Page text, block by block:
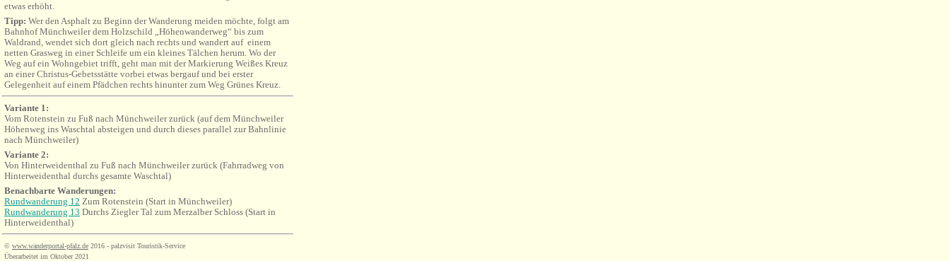
etwas erhöht.
Tipp: Wer den Asphalt zu Beginn der Wanderung meiden möchte, folgt am
Bahnhof Münchweiler dem Holzschild „Höhenwanderweg“ bis zum
Waldrand, wendet sich dort gleich nach rechts und wandert auf einem
netten Grasweg in einer Schleife um ein kleines Tälchen herum. Wo der
Weg auf ein Wohngebiet trifft, geht man mit der Markierung Weißes Kreuz
an einer Christus-Gebetsstätte vorbei etwas bergauf und bei erster
Gelegenheit auf einem Pfädchen rechts hinunter zum Weg Grünes Kreuz.
Variante 1:
Vom Rotenstein zu Fuß nach Münchweiler zurück (auf dem Münchweiler
Höhenweg ins Waschtal absteigen und durch dieses parallel zur Bahnlinie
nach Münchweiler)
Variante 2:
Von Hinterweidenthal zu Fuß nach Münchweiler zurück (Fahrradweg von
Hinterweidenthal durchs gesamte Waschtal)
Benachbarte Wanderungen:
Rundwanderung 12 Zum Rotenstein (Start in Münchweiler)
Rundwanderung 13 Durchs Ziegler Tal zum Merzalber Schloss (Start in
Hinterweidenthal)
© www.wanderportal-pfalz.de 2016 - palzvisit Touristik-Service
Überarbeitet im Oktober 2021